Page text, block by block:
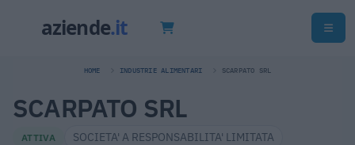
HOME INDUSTRIE ALIMENTARI SCARPATO SRL
SCARPATO SRL
ATTIVA
SOCIETA' A RESPONSABILITA' LIMITATA